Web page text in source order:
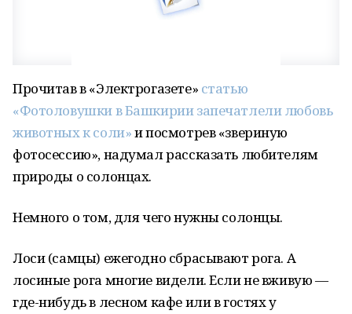
Прочитав в «Электрогазете» статью
«Фотоловушки в Башкирии запечатлели любовь
животных к соли»и посмотрев «звериную
фотосессию», надумал рассказать любителям
природы о солонцах.
Немного о том, для чего нужны солонцы.
Лоси (самцы) ежегодно сбрасывают рога. А
лосиные рога многие видели. Если не вживую —
где-нибудь в лесном кафе или в гостях у